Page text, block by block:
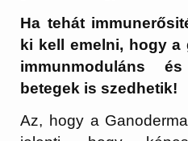
Ha tehát
ki kell emelni, hogy
immunmoduláns
betegek is szedhetik!
Az, hogy a